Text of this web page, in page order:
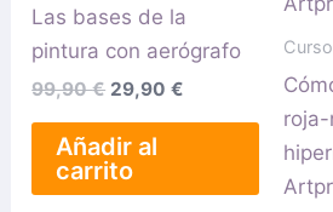
Las bases de la
pintura con aerógrafo
99,90€ 29,90€
Añadir al
carrito
roja-